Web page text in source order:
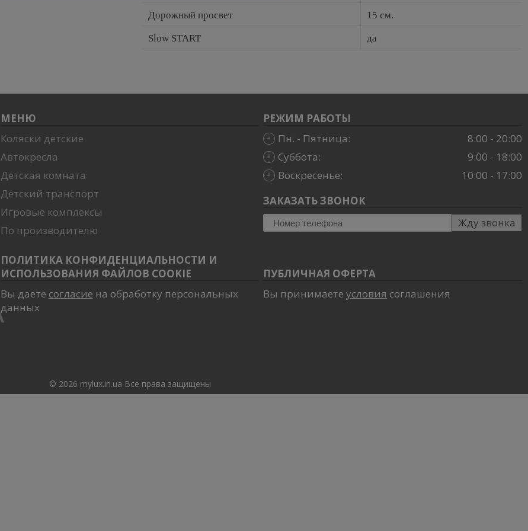
Дорожный просвет 15 см.
Slow START да
МЕНЮ
Коляски детские
Автокресла
Детская комната
Детский транспорт
Игровые комплексы
По производителю
РЕЖИМ РАБОТЫ
Пн. - Пятница:
8:00 - 20:00
Суббота:
9:00 - 18:00
Воскресенье:
10:00 - 17:00
ЗАКАЗАТЬ ЗВОНОК
Жду звонка
ПОЛИТИКА КОНФИДЕНЦИАЛЬНОСТИ И
ИСПОЛЬЗОВАНИЯ ФАЙЛОВ COOKIE
Вы даете согласие на обработку персональных
данных
ПУБЛИЧНАЯ ОФЕРТА
Вы принимаетеусловия соглашения
© 2026 mylux.in.ua Все права защищены